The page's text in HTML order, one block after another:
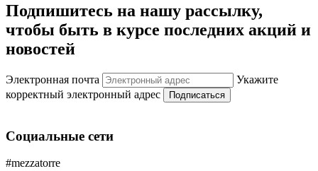
Подпишитесь на нашу рассылку,
чтобы быть в курсе последних акций и
новостей
Электронная почта
Укажите
корректный электронный адрес
Подписаться
Социальные сети
#mezzatorre